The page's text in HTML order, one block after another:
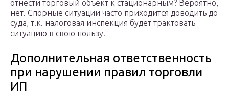
отнести торговый объект к стационарным? Вероятно,
нет. Спорные ситуации часто приходится доводить до
суда, т.к. налоговая инспекция будет трактовать
ситуацию в свою пользу.
Дополнительная ответственность
при нарушении правил торговли
ИП